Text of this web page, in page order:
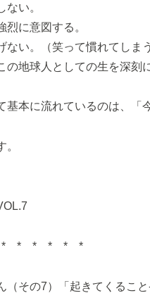
ない。
烈に意図する。
ない。（笑って慣れてしまう
の地球人としての生を深刻
基本に流れているのは、「
。
* * * * *
（その7）「起きてくること-